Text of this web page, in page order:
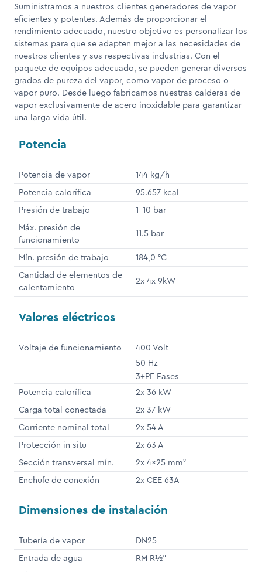
Suministramos a nuestros clientes generadores de vapor
eficientes y potentes. Además de proporcionar el
rendimiento adecuado, nuestro objetivo es personalizar los
sistemas para que se adapten mejor a las necesidades de
nuestros clientes y sus respectivas industrias. Con el
paquete de equipos adecuado, se pueden generar diversos
grados de pureza del vapor, como vapor de proceso o
vapor puro. Desde luego fabricamos nuestras calderas de
vapor exclusivamente de acero inoxidable para garantizar
una larga vida útil.
Potencia
Potencia de vapor
144 kg/h
Potencia calorífica
95.657 kcal
Presión de trabajo
1-10 bar
Máx. presión de
funcionamiento
11.5 bar
Mín. presión de trabajo
184,0 °C
Cantidad de elementos de
calentamiento
2x 4x 9kW
Valores eléctricos
Voltaje de funcionamiento
400 Volt
50 Hz
3+PE Fases
Potencia calorífica
2x 36 kW
Carga total conectada
2x 37 kW
Corriente nominal total
2x 54 A
Protección in situ
2x 63 A
Sección transversal mín.
2x 4x25 mm²
Enchufe de conexión
2x CEE 63A
Dimensiones de instalación
Tubería de vapor
DN25
Entrada de agua
RM R½"